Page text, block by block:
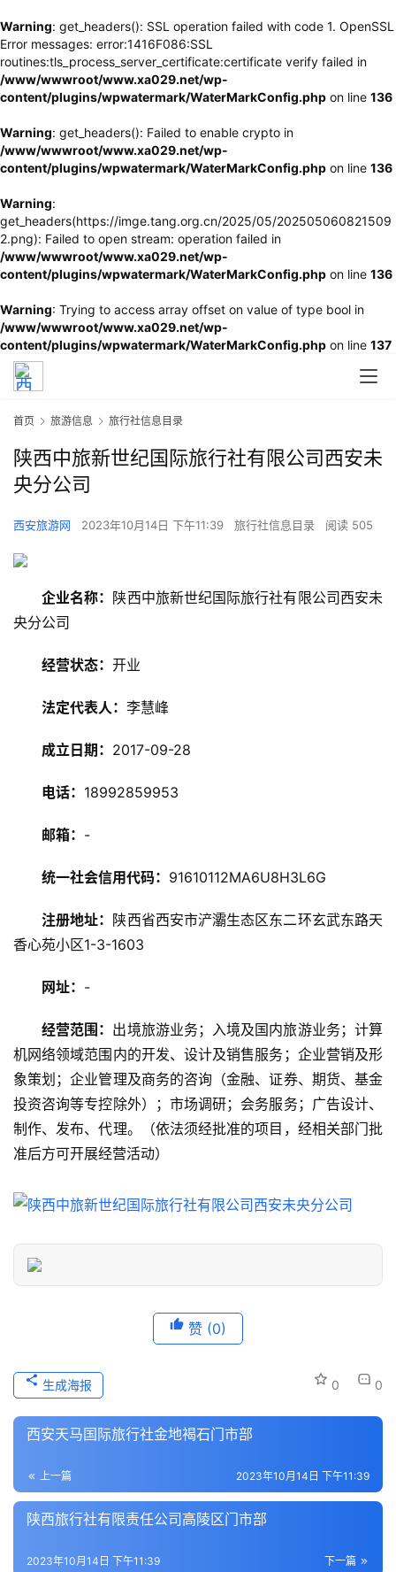
Warning: get_headers(): SSL operation failed with code 1. OpenSSL
Error messages: error:1416F086:SSL
routines:tls_process_server_certificate:certificate verify failed in
/www/wwwroot/www.xa029.net/wp-
content/plugins/wpwatermark/WaterMarkConfig.php on line 136
Warning: get_headers(): Failed to enable crypto in
/www/wwwroot/www.xa029.net/wp-
content/plugins/wpwatermark/WaterMarkConfig.php on line 136
Warning:
get_headers(https://imge.tang.org.cn/2025/05/202505060821509
2.png): Failed to open stream: operation failed in
/www/wwwroot/www.xa029.net/wp-
content/plugins/wpwatermark/WaterMarkConfig.php on line 136
Warning: Trying to access array offset on value of type bool in
/www/wwwroot/www.xa029.net/wp-
content/plugins/wpwatermark/WaterMarkConfig.php on line 137
美
食
热
门
景
点
旅
信
历
导
之
本
地
活
首页 旅游信息 旅行社信息目录
陕西中旅新世纪国际旅行社有限公司西安未
央分公司
西安旅游网 2023年10月14日 下午11:39 旅行社信息目录 阅读 505
企业名称： 陕西中旅新世纪国际旅行社有限公司西安未
央分公司
经营状态： 开业
法定代表人： 李慧峰
成立日期： 2017-09-28
电话： 18992859953
邮箱： -
统一社会信用代码： 91610112MA6U8H3L6G
注册地址： 陕西省西安市浐灞生态区东二环玄武东路天
香心苑小区1-3-1603
网址： -
经营范围： 出境旅游业务；入境及国内旅游业务；计算
机网络领域范围内的开发、设计及销售服务；企业营销及形
象策划；企业管理及商务的咨询（金融、证券、期货、基金
投资咨询等专控除外）；市场调研；会务服务；广告设计、
制作、发布、代理。（依法须经批准的项目，经相关部门批
准后方可开展经营活动）
赞 (0)
0 0
生成海报
西安天马国际旅行社金地褐石门市部
上一篇 2023年10月14日 下午11:39
陕西旅行社有限责任公司高陵区门市部
下一篇
2023年10月14日 下午11:39